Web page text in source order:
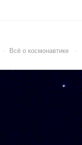
· Всё о космонавтике ·